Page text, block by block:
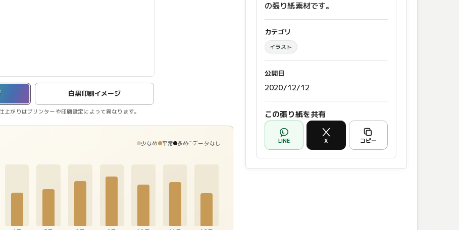
白黒印刷イメージ
上がりはプリンターや印刷設定によって異なります。
少なめ 平常 多め データなし
の張り紙素材です。
カテゴリ
イラスト
公開日
2020/12/12
この張り紙を共有
LINE X コピー